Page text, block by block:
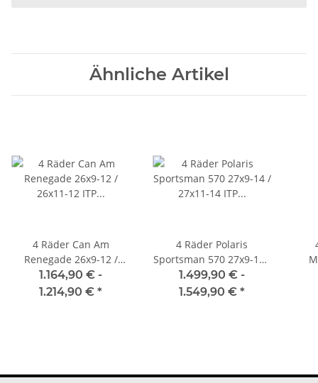
Ähnliche Artikel
4 Räder Can Am
Renegade 26x9-12 /
26x11-12 ITP Blackwater
Evolution
1.164,90 € -
1.214,90 € *
4 Räder Polaris
Sportsman 570 27x9-14 /
27x11-14 ITP Blackwater
Evolution
1.499,90 € -
1.549,90 € *